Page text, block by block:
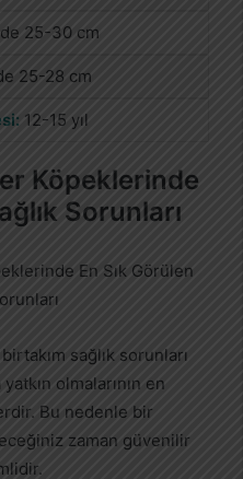
25-30 cm
25-28 cm
12-15 yıl
Köpeklerinde
Sorunları
sağlık sorunları
olmalarının en
Bu nedenle bir
zaman güvenilir